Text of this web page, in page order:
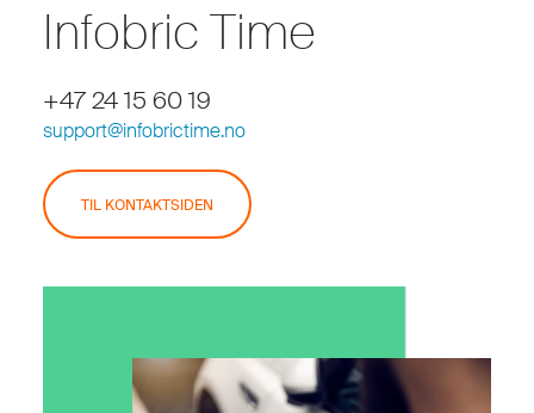
Infobric Time
+47 24 15 60 19
support@infobrictime.no
TIL KONTAKTSIDEN